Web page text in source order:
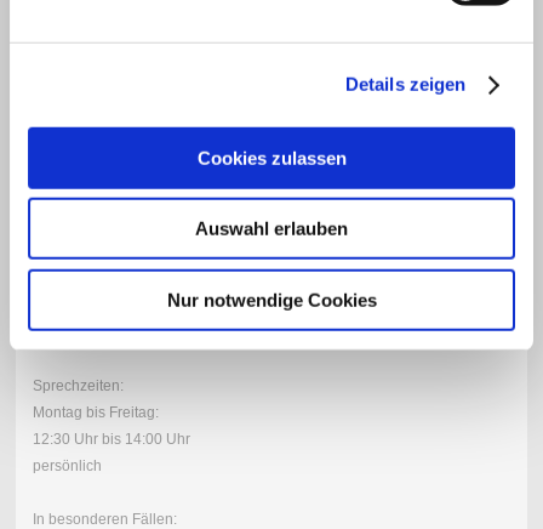
Details zeigen
Cookies zulassen
Auswahl erlauben
Nur notwendige Cookies
E-Mail: service@caleas.de
Telefon: 0351/3230260
Erreichbarkeit
Sprechzeiten:
Montag bis Freitag:
12:30 Uhr bis 14:00 Uhr
persönlich
In besonderen Fällen: